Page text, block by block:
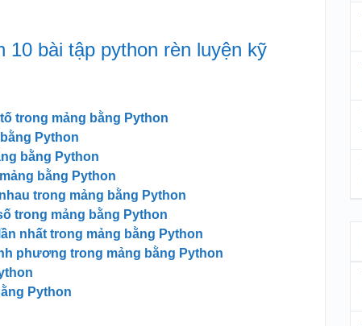
10 bài tập python rèn luyện kỹ
trong mảng bằng Python
Python
bằng Python
bằng Python
trong mảng bằng Python
trong mảng bằng Python
nhất trong mảng bằng Python
phương trong mảng bằng Python
Python